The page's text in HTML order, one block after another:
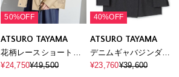
50%OFF
ATSURO TAYAMA
花柄レースショートト
レンチジャケット
¥24,750¥49,500
40%OFF
ATSURO TAYAMA
デニムギャバジンダブ
ルジャケット
¥23,760¥39,600